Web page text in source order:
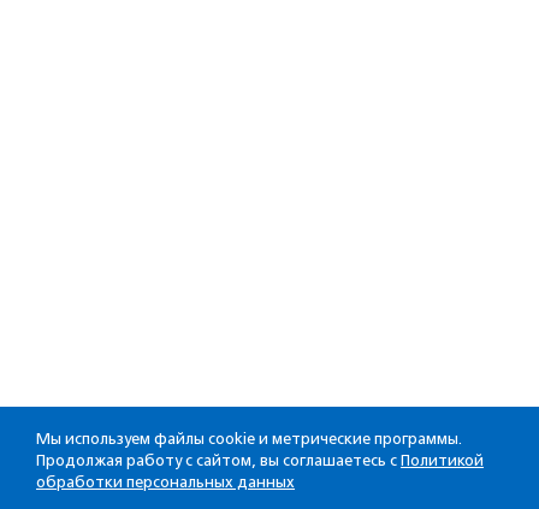
Мы используем файлы cookie и метрические программы.
Продолжая работу с сайтом, вы соглашаетесь с Политикой
обработки персональных данных